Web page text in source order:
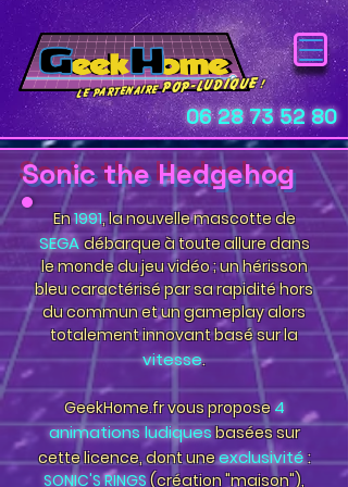
Le Partenairepop-ludique!
06 28 73 52 80
Sonic the Hedgehog
En1991, la nouvelle mascotte de
SEGA débarque à toute allure dans
le monde du jeu vidéo ;un hérisson
bleu caractérisé par sa rapidité hors
du commun et un gameplay alors
totalement innovant basé sur la
vitesse.
GeekHome.fr vous propose 4
animations ludiquesbasées sur
cette licence, dont uneexclusivité :
SONIC'S RINGS(création "maison"),